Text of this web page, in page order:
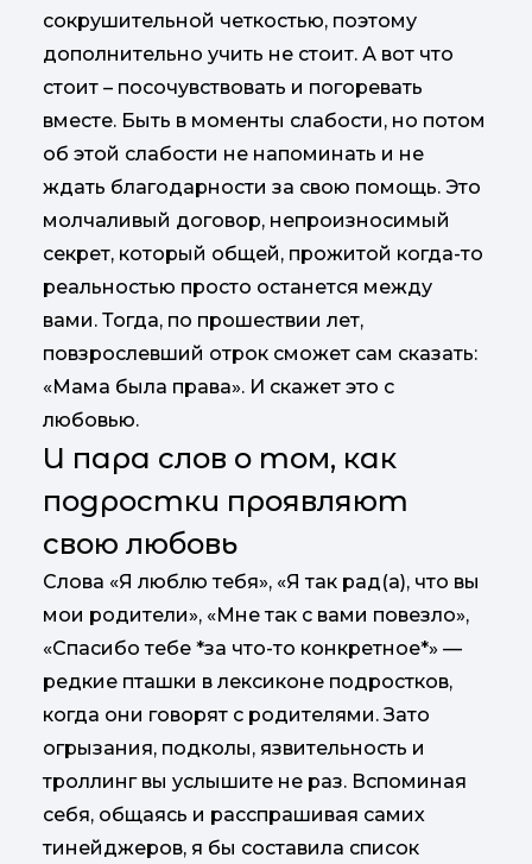
сокрушительной четкостью, поэтому
дополнительно учить не стоит. А вот что
стоит – посочувствовать и погоревать
вместе. Быть в моменты слабости, но потом
об этой слабости не напоминать и не
ждать благодарности за свою помощь. Это
молчаливый договор, непроизносимый
секрет, который общей, прожитой когда-то
реальностью просто останется между
вами. Тогда, по прошествии лет,
повзрослевший отрок сможет сам сказать:
«Мама была права». И скажет это с
любовью.
И пара слов о том, как
подростки проявляют
свою любовь
Слова «Я люблю тебя», «Я так рад(а), что вы
мои родители», «Мне так с вами повезло»,
«Спасибо тебе *за что-то конкретное*» —
редкие пташки в лексиконе подростков,
когда они говорят с родителями. Зато
огрызания, подколы, язвительность и
троллинг вы услышите не раз. Вспоминая
себя, общаясь и расспрашивая самих
тинейджеров, я бы составила список